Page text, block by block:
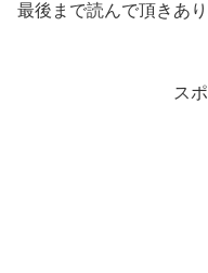
最後まで読んで頂きあ
ス